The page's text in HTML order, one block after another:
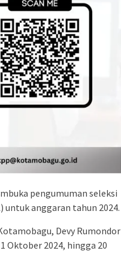
pengumuman seleksi
untuk anggaran tahun 2024.
Devy Rumondor
Oktober 2024, hingga 20